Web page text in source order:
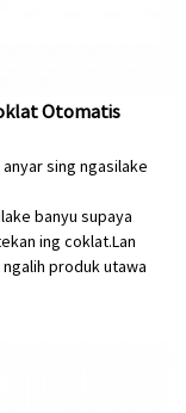
Otomatis
sing ngasilake
banyu supaya
ing coklat.Lan
produk utawa